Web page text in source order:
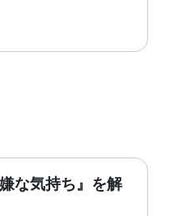
アプリのこと)に指
モ
れを都度参照させる、
。このようなアプリ
な気持ち』を解